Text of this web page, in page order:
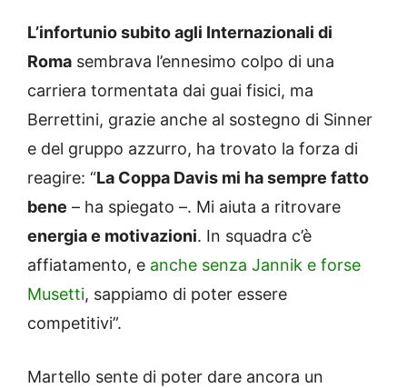
L’infortunio subito agli Internazionali di
Roma sembrava l’ennesimo colpo di una
carriera tormentata dai guai fisici, ma
Berrettini, grazie anche al sostegno di Sinner
e del gruppo azzurro, ha trovato la forza di
reagire: “La Coppa Davis mi ha sempre fatto
bene – ha spiegato –. Mi aiuta a ritrovare
energia e motivazioni. In squadra c’è
affiatamento, e anche senza Jannik e forse
Musetti, sappiamo di poter essere
competitivi”.
Martello sente di poter dare ancora un